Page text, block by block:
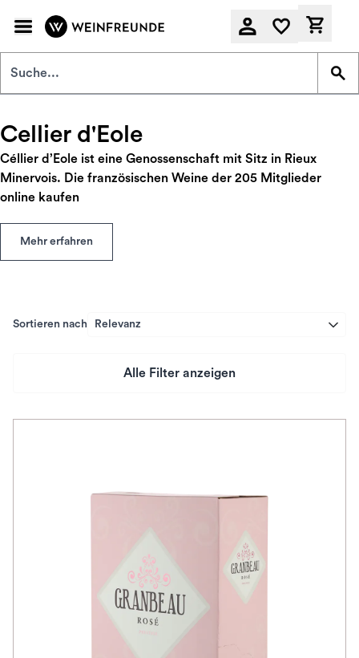
Cellier d'Eole
Céllier d’Eole ist eine Genossenschaft mit Sitz in Rieux
Minervois. Die französischen Weine der 205 Mitglieder
online kaufen
Mehr erfahren
Sortieren nach Relevanz
Alle Filter anzeigen